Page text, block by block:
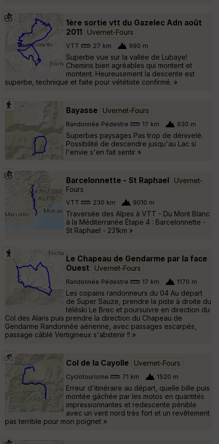
1ère sortie vtt du Gazelec Adn août
2011
Uvernet-Fours
VTT 27 km 990 m
Superbe vue sur la vallée de Lubaye!
Chemins bien agréables qui montent et
montent. Heureusement la descente est
superbe, technique et faite pour vététiste confirmé. »
Bayasse Uvernet-Fours
Randonnée Pédestre 17 km 930 m
Superbes paysages Pas trop de dénivelé.
Possibilité de descendre jusqu'au Lac si
l'envie s'en fait sentir »
Barcelonnette - St Raphael
Uvernet-
Fours
VTT 230 km 9010 m
Traversée des Alpes à VTT - Du Mont Blanc
à la Méditerranée Étape 4 : Barcelonnette -
St Raphael - 231km »
Le Chapeau de Gendarme par la face
Ouest
Uvernet-Fours
Randonnée Pédestre 17 km 1170 m
Les copains randonneurs du 04 Au départ
de Super Sauze, prendre la piste à droite du
téléski Le Brec et poursuivre en direction du
Col des Alaris puis prendre la direction du Chapeau de
Gendarme Randonnée aérienne, avec passages escarpés,
passage câblé Vertigineux s'abstenir !! »
Col de la Cayolle Uvernet-Fours
Cyclotourisme 71 km 1520 m
Erreur d'itinéraire au départ, quelle bille puis
montée gâchée par les motos en quantités
impressionnantes et redescente pénible
avec un vent nord très fort et un revêtement
pas terrible pour mon poignet »